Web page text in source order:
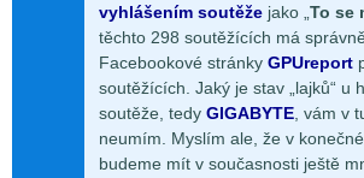
vyhlášením soutěže jako „ To se
těchto 298 soutěžících má
Facebookové stránky GPUreport
soutěžících. Jaký je stav „lajků“ u
soutěže, tedy GIGABYTE , vám v
neumím. Myslím ale, že v
budeme mít v současnosti ještě